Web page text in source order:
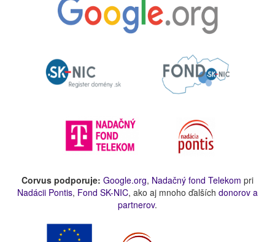
Corvus podporuje: Google.org, Nadačný fond Telekom pri
Nadácii Pontis, Fond SK-NIC, ako aj mnoho ďalších donorov a
partnerov.